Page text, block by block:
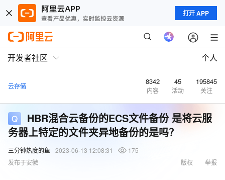
打开 APP
开发者社区 个人
云存储 8342
内容
45
活动
195845
关注
HBR混合云备份的ECS文件备份 是将云服
务器上特定的文件夹异地备份的是吗？
三分钟热度的鱼 2023-06-13 12:08:31
175
发布于安徽
举报
版权